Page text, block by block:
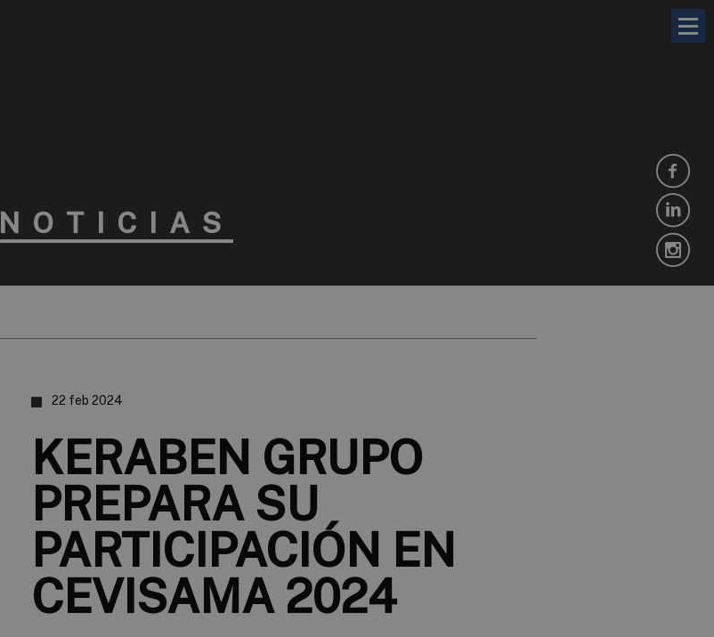
NOTICIAS
22 feb 2024
KERABEN GRUPO
PREPARA SU
PARTICIPACIÓN EN
CEVISAMA 2024